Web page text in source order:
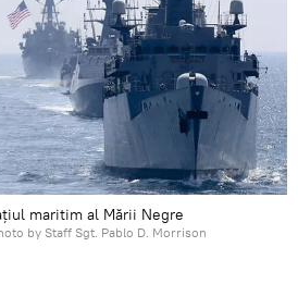
maritim al Mării Negre
by Staff Sgt. Pablo D. Morrison